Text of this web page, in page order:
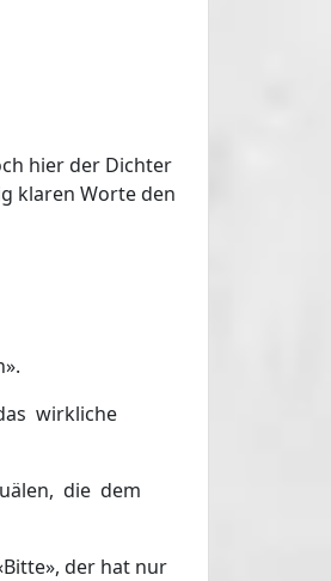
hier der Dichter
klaren Worte den
wirkliche
die dem
der hat nur